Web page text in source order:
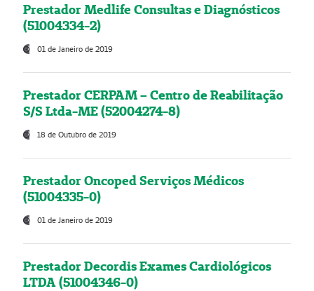
Prestador Medlife Consultas e Diagnósticos
(51004334-2)
01 de Janeiro de 2019
Prestador CERPAM – Centro de Reabilitação
S/S Ltda-ME (52004274-8)
18 de Outubro de 2019
Prestador Oncoped Serviços Médicos
(51004335-0)
01 de Janeiro de 2019
Prestador Decordis Exames Cardiológicos
LTDA (51004346-0)